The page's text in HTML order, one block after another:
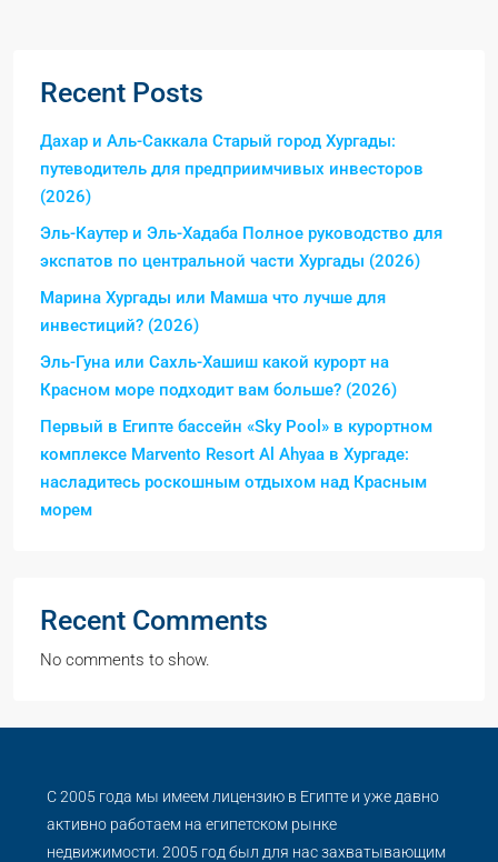
Recent Posts
Дахар и Аль-Саккала Старый город Хургады:
путеводитель для предприимчивых инвесторов
(2026)
Эль-Каутер и Эль-Хадаба Полное руководство для
экспатов по центральной части Хургады (2026)
Марина Хургады или Мамша что лучше для
инвестиций? (2026)
Эль-Гуна или Сахль-Хашиш какой курорт на
Красном море подходит вам больше? (2026)
Первый в Египте бассейн «Sky Pool» в курортном
комплексе Marvento Resort Al Ahyaa в Хургаде:
насладитесь роскошным отдыхом над Красным
морем
Recent Comments
No comments to show.
С 2005 года мы имеем лицензию в Египте и уже давно
активно работаем на египетском рынке
недвижимости. 2005 год был для нас захватывающим